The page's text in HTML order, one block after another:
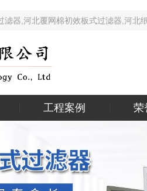
过滤器,河北覆网棉初效板式过滤
工程案例 荣